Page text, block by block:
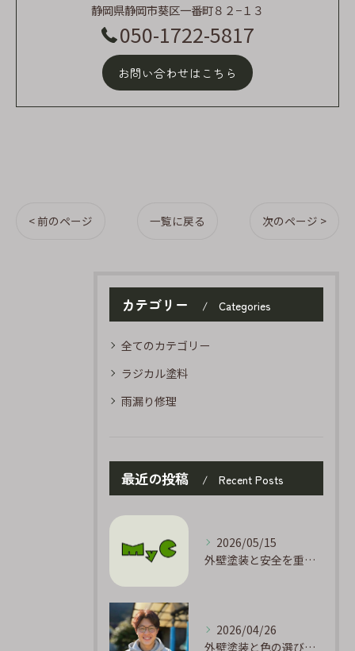
静岡県静岡市葵区一番町８２−１３
050-1722-5817
お問い合わせはこちら
< 前のページ 一覧に戻る 次のページ >
カテゴリー Categories
全てのカテゴリー
ラジカル塗料
雨漏り修理
最近の投稿 Recent Posts
2026/05/15
外壁塗装と安全を重視した静岡県静岡市で後悔しない工事を実現する方法
2026/04/26
外壁塗装と色の選び方静岡県で失敗しない美観と耐久性のポイント